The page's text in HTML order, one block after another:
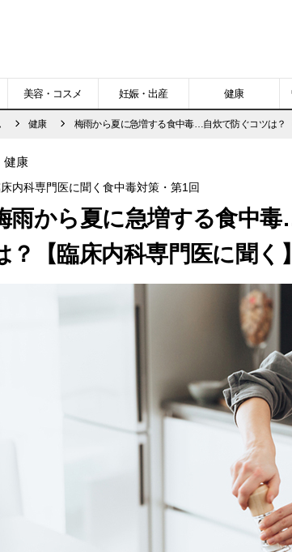
美容・コスメ 妊娠・出産 健康
健康 梅雨から夏に急増する食中毒…自炊で防ぐコツは？
健康
内科専門医に聞く食中毒対策・第1回
雨から夏に急増する食中
？【臨床内科専門医に聞く】